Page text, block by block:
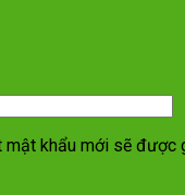
khẩu mới sẽ được